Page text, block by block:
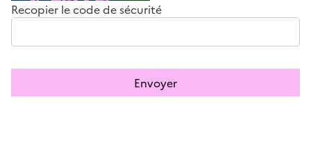
Recopier le code de sécurité
Envoyer